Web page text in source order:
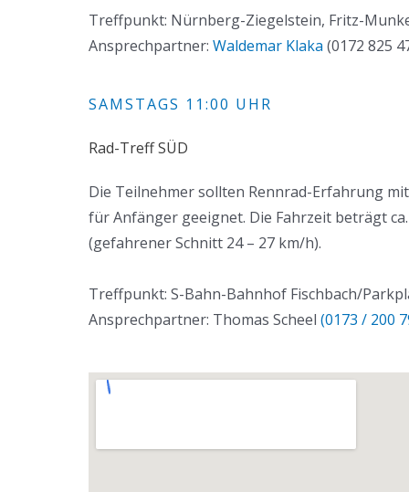
Treffpunkt: Nürnberg-Ziegelstein, Fritz-
Ansprechpartner: Waldemar Klaka (0172 825
SAMSTAGS 11:00 UHR
Rad-Treff SÜD
Die Teilnehmer sollten Rennrad-Erfahrung
für Anfänger geeignet. Die Fahrzeit beträgt
(gefahrener Schnitt 24 – 27 km/h).
Treffpunkt: S-Bahn-Bahnhof Fischbach/
Ansprechpartner: Thomas Scheel (0173 / 200